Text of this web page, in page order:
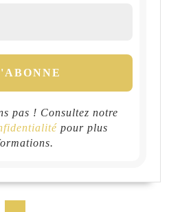
pas ! Consultez notre
pour plus